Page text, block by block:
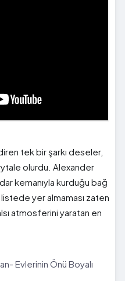
tek bir şarkı deseler,
olurdu. Alexander
kemanıyla kurduğu bağ
yer almaması zaten
atmosferini yaratan en
Evlerinin Önü Boyalı